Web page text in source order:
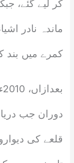
کر لیے گئے،
ماندہ نادر
کمرے میں بند
دوران جب
قلعے کی